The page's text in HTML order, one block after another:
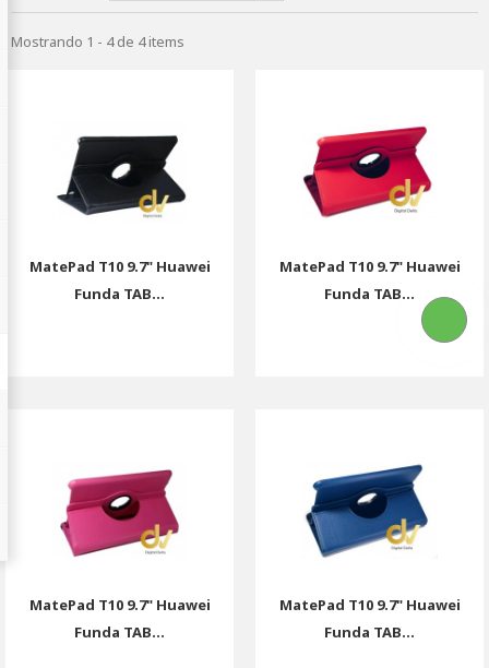
Mostrando 1 - 4 de 4 items
MatePad T10 9.7" Huawei
Funda TAB...
MatePad T10 9.7" Huawei
Funda TAB...
MatePad T10 9.7" Huawei
Funda TAB...
MatePad T10 9.7" Huawei
Funda TAB...